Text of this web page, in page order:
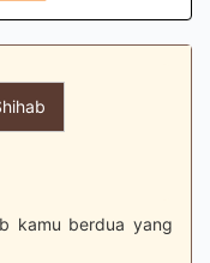
kamu berdua yang